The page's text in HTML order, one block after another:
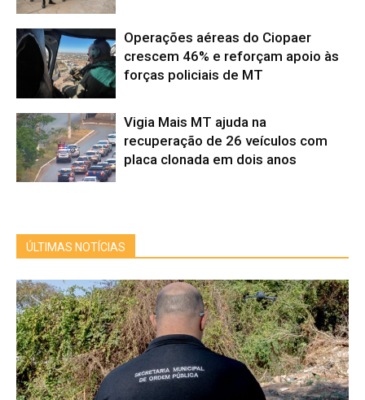
Operações aéreas do Ciopaer
crescem 46% e reforçam apoio às
forças policiais de MT
Vigia Mais MT ajuda na
recuperação de 26 veículos com
placa clonada em dois anos
ÚLTIMAS NOTÍCIAS